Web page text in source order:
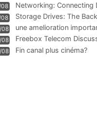
Networking: Connecting
Information
Storage Drives: The
Management
une amelioration
WIFI
Freebox Telecom
Communi
Fin canal plus cinéma?